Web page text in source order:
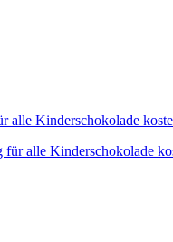
alle Kinderschokolade
für alle Kinderschokolade